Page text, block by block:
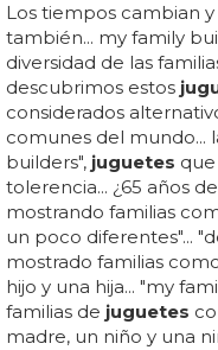
Los tiempos cambian y
también... my family
diversidad de las
descubrimos estos
considerados
comunes del mundo...
builders", juguetes
tolerencia... ¿65 años
mostrando familias
un poco diferentes"...
mostrado familias
hijo y una hija... "my
familias de juguetes
madre, un niño y una